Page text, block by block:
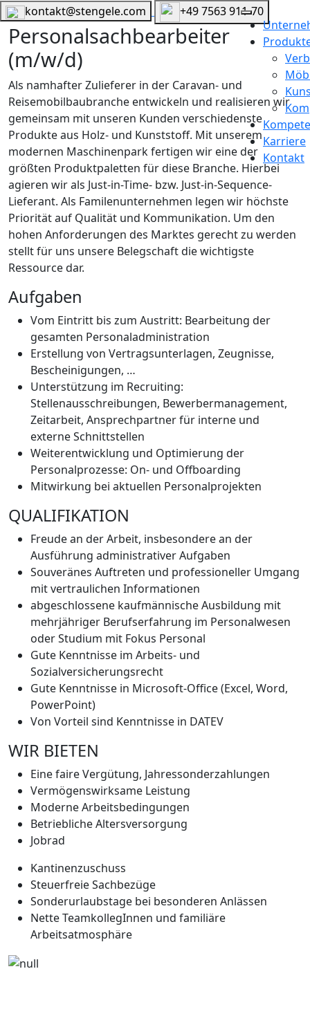
Karriere
Kontakt
kontakt@stengele.com +49 7563 911-70
Personalsachbearbeiter
(m/w/d)
Als namhafter Zulieferer in der Caravan- und
Reisemobilbaubranche entwickeln und realisieren wir
gemeinsam mit unseren Kunden verschiedenste
Produkte aus Holz- und Kunststoff. Mit unserem
modernen Maschinenpark fertigen wir eine der
größten Produktpaletten für diese Branche. Hierbei
agieren wir als Just-in-Time- bzw. Just-in-Sequence-
Lieferant. Als Familenunternehmen legen wir höchste
Priorität auf Qualität und Kommunikation. Um den
hohen Anforderungen des Marktes gerecht zu werden
stellt für uns unsere Belegschaft die wichtigste
Ressource dar.
Aufgaben
Vom Eintritt bis zum Austritt: Bearbeitung der
gesamten Personaladministration
Erstellung von Vertragsunterlagen, Zeugnisse,
Bescheinigungen, …
Unterstützung im Recruiting:
Stellenausschreibungen, Bewerbermanagement,
Zeitarbeit, Ansprechpartner für interne und
externe Schnittstellen
Weiterentwicklung und Optimierung der
Personalprozesse: On- und Offboarding
Mitwirkung bei aktuellen Personalprojekten
QUALIFIKATION
Freude an der Arbeit, insbesondere an der
Ausführung administrativer Aufgaben
Souveränes Auftreten und professioneller Umgang
mit vertraulichen Informationen
abgeschlossene kaufmännische Ausbildung mit
mehrjähriger Berufserfahrung im Personalwesen
oder Studium mit Fokus Personal
Gute Kenntnisse im Arbeits- und
Sozialversicherungsrecht
Gute Kenntnisse in Microsoft-Office (Excel, Word,
PowerPoint)
Von Vorteil sind Kenntnisse in DATEV
WIR BIETEN
Eine faire Vergütung, Jahressonderzahlungen
Vermögenswirksame Leistung
Moderne Arbeitsbedingungen
Betriebliche Altersversorgung
Jobrad
Kantinenzuschuss
Steuerfreie Sachbezüge
Sonderurlaubstage bei besonderen Anlässen
Nette TeamkollegInnen und familiäre
Arbeitsatmosphäre